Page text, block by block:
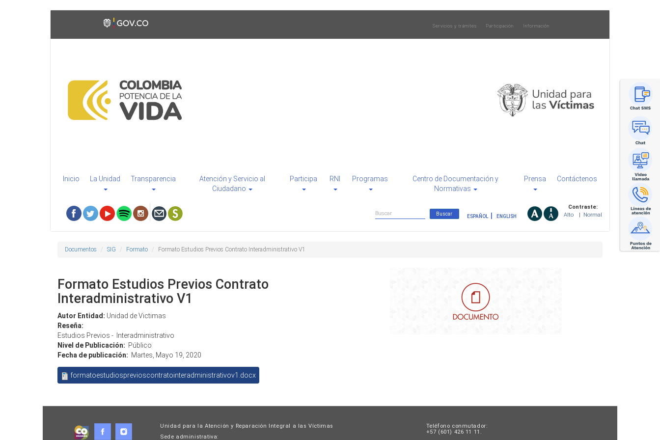
Servicios y trámites Participación Información
Inicio La Unidad Transparencia
Atención y Servicio al
Ciudadano
Participa RNI Programas
Centro de Documentación y
Normativas
Prensa Contáctenos
Contraste:
Alto
Normal
ESPAÑOL ENGLISH
Formulario
de
Documentos SIG Formato Formato Estudios Previos Contrato Interadministrativo V1
Formato Estudios Previos Contrato
Interadministrativo V1
Autor Entidad: Unidad de Victimas
Reseña:
Estudios Previos - Interadministrativo
Nivel de Publicación: Público
Fecha de publicación: Martes, Mayo 19, 2020
formatoestudiosprevioscontratointeradministrativov1.docx
Unidad para la Atención y Reparación Integral a las Víctimas
Sede administrativa:
Teléfono conmutador:
+57 (601) 426 11 11.